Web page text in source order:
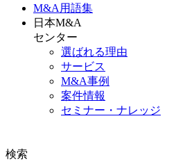
M&A 用語集
日本M&A
センター
選ばれる理由
サービス
M&A事例
案件情報
セミナー・ナレッジ
検索